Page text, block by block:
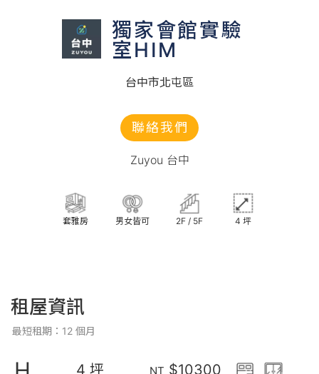
獨家會館實驗
室HIM
台中市北屯區
聯絡我們
Zuyou 台中
套雅房 男女皆可 2F / 5F 4 坪
租屋資訊
最短租期：12 個月
4 坪 NT $10300